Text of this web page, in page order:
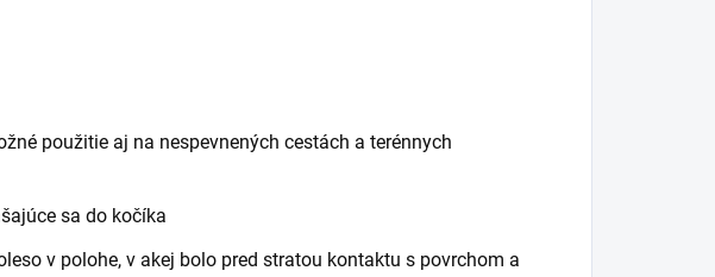
použitie aj na nespevnených cestách a terénnych
sa do kočíka
v polohe, v akej bolo pred stratou kontaktu s povrchom a